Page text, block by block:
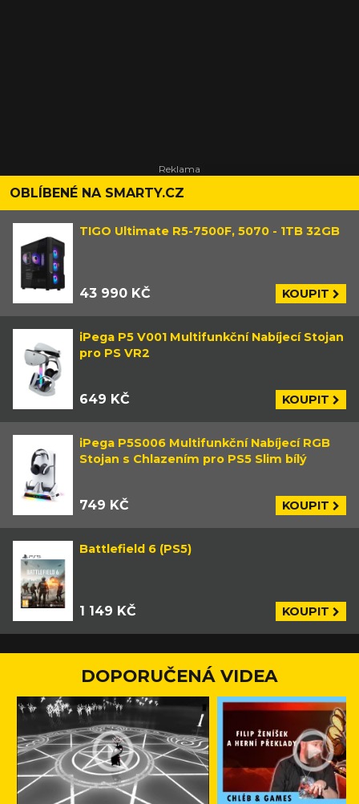
OBLÍBENÉ NA SMARTY.CZ
TIGO Ultimate R5-7500F, 5070 - 1TB 32GB
43 990 KČ KOUPIT
iPega P5 V001 Multifunkční Nabíjecí Stojan
pro PS VR2
649 KČ KOUPIT
iPega P5S006 Multifunkční Nabíjecí RGB
Stojan s Chlazením pro PS5 Slim bílý
749 KČ KOUPIT
Battlefield 6 (PS5)
1 149 KČ KOUPIT
DOPORUČENÁ VIDEA